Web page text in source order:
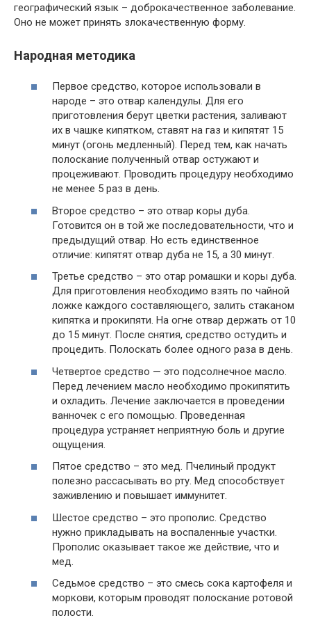
географический язык – доброкачественное заболевание.
Оно не может принять злокачественную форму.
Народная методика
Первое средство, которое использовали в
народе – это отвар календулы. Для его
приготовления берут цветки растения, заливают
их в чашке кипятком, ставят на газ и кипятят 15
минут (огонь медленный). Перед тем, как начать
полоскание полученный отвар остужают и
процеживают. Проводить процедуру необходимо
не менее 5 раз в день.
Второе средство – это отвар коры дуба.
Готовится он в той же последовательности, что и
предыдущий отвар. Но есть единственное
отличие: кипятят отвар дуба не 15, а 30 минут.
Третье средство – это отар ромашки и коры дуба.
Для приготовления необходимо взять по чайной
ложке каждого составляющего, залить стаканом
кипятка и прокипяти. На огне отвар держать от 10
до 15 минут. После снятия, средство остудить и
процедить. Полоскать более одного раза в день.
Четвертое средство — это подсолнечное масло.
Перед лечением масло необходимо прокипятить
и охладить. Лечение заключается в проведении
ванночек с его помощью. Проведенная
процедура устраняет неприятную боль и другие
ощущения.
Пятое средство – это мед. Пчелиный продукт
полезно рассасывать во рту. Мед способствует
заживлению и повышает иммунитет.
Шестое средство – это прополис. Средство
нужно прикладывать на воспаленные участки.
Прополис оказывает такое же действие, что и
мед.
Седьмое средство – это смесь сока картофеля и
моркови, которым проводят полоскание ротовой
полости.